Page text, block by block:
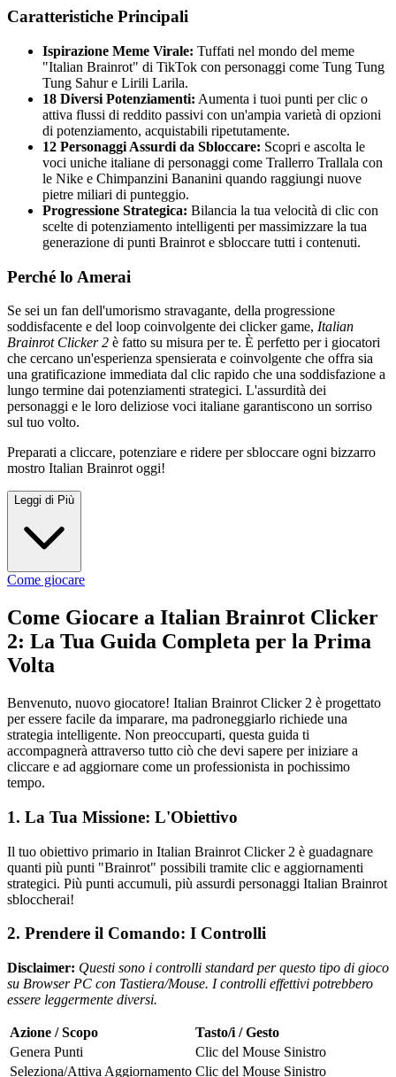
Caratteristiche Principali
Ispirazione Meme Virale: Tuffati nel mondo del meme
"Italian Brainrot" di TikTok con personaggi come Tung Tung
Tung Sahur e Lirili Larila.
18 Diversi Potenziamenti: Aumenta i tuoi punti per clic o
attiva flussi di reddito passivi con un'ampia varietà di opzioni
di potenziamento, acquistabili ripetutamente.
12 Personaggi Assurdi da Sbloccare: Scopri e ascolta le
voci uniche italiane di personaggi come Trallerro Trallala con
le Nike e Chimpanzini Bananini quando raggiungi nuove
pietre miliari di punteggio.
Progressione Strategica: Bilancia la tua velocità di clic con
scelte di potenziamento intelligenti per massimizzare la tua
generazione di punti Brainrot e sbloccare tutti i contenuti.
Perché lo Amerai
Se sei un fan dell'umorismo stravagante, della progressione
soddisfacente e del loop coinvolgente dei clicker game, Italian
Brainrot Clicker 2 è fatto su misura per te. È perfetto per i giocatori
che cercano un'esperienza spensierata e coinvolgente che offra sia
una gratificazione immediata dal clic rapido che una soddisfazione a
lungo termine dai potenziamenti strategici. L'assurdità dei
personaggi e le loro deliziose voci italiane garantiscono un sorriso
sul tuo volto.
Preparati a cliccare, potenziare e ridere per sbloccare ogni bizzarro
mostro Italian Brainrot oggi!
Leggi di Più
Come giocare
Come Giocare a Italian Brainrot Clicker
2: La Tua Guida Completa per la Prima
Volta
Benvenuto, nuovo giocatore! Italian Brainrot Clicker 2 è progettato
per essere facile da imparare, ma padroneggiarlo richiede una
strategia intelligente. Non preoccuparti, questa guida ti
accompagnerà attraverso tutto ciò che devi sapere per iniziare a
cliccare e ad aggiornare come un professionista in pochissimo
tempo.
1. La Tua Missione: L'Obiettivo
Il tuo obiettivo primario in Italian Brainrot Clicker 2 è guadagnare
quanti più punti "Brainrot" possibili tramite clic e aggiornamenti
strategici. Più punti accumuli, più assurdi personaggi Italian Brainrot
sbloccherai!
2. Prendere il Comando: I Controlli
Disclaimer: Questi sono i controlli standard per questo tipo di gioco
su Browser PC con Tastiera/Mouse. I controlli effettivi potrebbero
essere leggermente diversi.
Azione / Scopo
Tasto/i / Gesto
Genera Punti
Clic del Mouse Sinistro
Seleziona/Attiva Aggiornamento Clic del Mouse Sinistro